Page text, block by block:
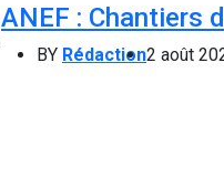
ANEF : Chantiers
BY Rédaction2 août